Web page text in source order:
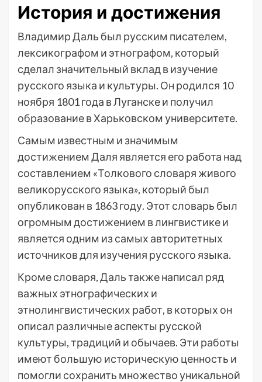
История и достижения
Владимир Даль был русским писателем,
лексикографом и этнографом, который
сделал значительный вклад в изучение
русского языка и культуры. Он родился 10
ноября 1801 года в Луганске и получил
образование в Харьковском университете.
Самым известным и значимым
достижением Даля является его работа над
составлением «Толкового словаря живого
великорусского языка», который был
опубликован в 1863 году. Этот словарь был
огромным достижением в лингвистике и
является одним из самых авторитетных
источников для изучения русского языка.
Кроме словаря, Даль также написал ряд
важных этнографических и
этнолингвистических работ, в которых он
описал различные аспекты русской
культуры, традиций и обычаев. Эти работы
имеют большую историческую ценность и
помогли сохранить множество уникальной